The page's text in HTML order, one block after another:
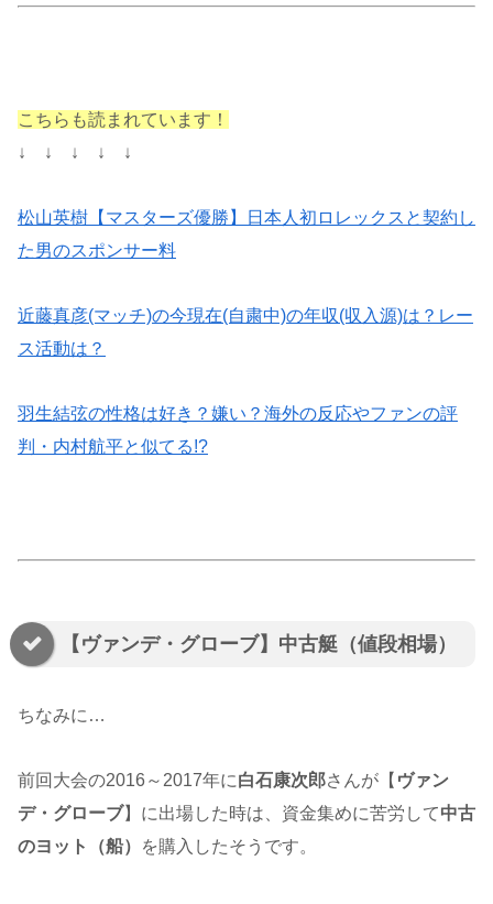
こちらも読まれています！
↓ ↓ ↓ ↓ ↓
松山英樹【マスターズ優勝】日本人初ロレックスと契約し
た男のスポンサー料
近藤真彦(マッチ)の今現在(自粛中)の年収(収入源)は？レー
ス活動は？
羽生結弦の性格は好き？嫌い？海外の反応やファンの評
判・内村航平と似てる!?
【ヴァンデ・グローブ】中古艇（値段相場）
ちなみに…
前回大会の2016～2017年に白石康次郎さんが【 ヴァン
デ・グローブ】に出場した時は、資金集めに苦労して中古
のヨット（船）
を購入したそうです。